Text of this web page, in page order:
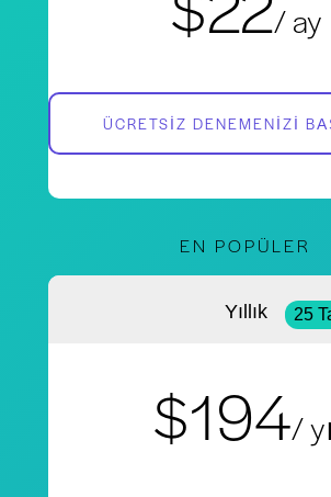
/ ay
ÜCRETSIZ DENEMENIZI
EN POPÜLER
Yıllık 25
$194/